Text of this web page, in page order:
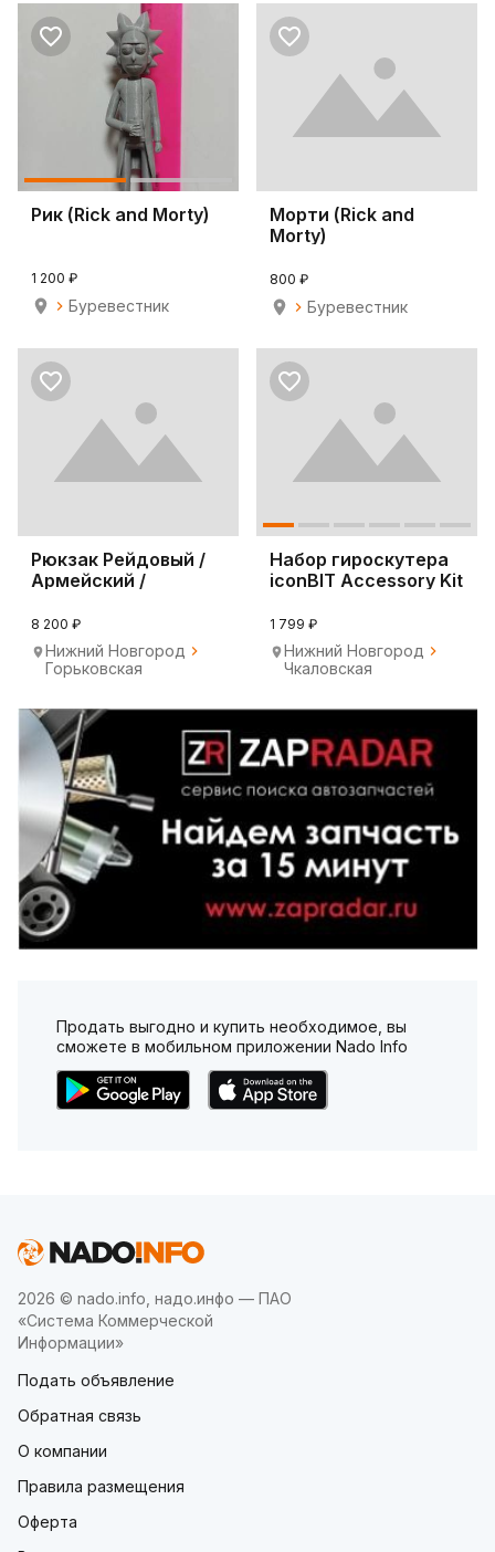
Рик (Rick and Morty)
1 200 ₽
Буревестник
Морти (Rick and
Morty)
800 ₽
Буревестник
Рюкзак Рейдовый /
Армейский /
8 200 ₽
Нижний Новгород
Горьковская
Набор гироскутера
iconBIT Accessory Kit
1 799 ₽
Нижний Новгород
Чкаловская
Продать выгодно и купить необходимое, вы
сможете в мобильном приложении Nado Info
2026 © nado.info, надо.инфо — ПАО
«Система Коммерческой
Информации»
Подать объявление
Обратная связь
О компании
Правила размещения
Оферта